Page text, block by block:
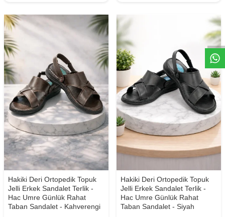
W
h
t
s
a
p
p
D
e
s
e
H
a
t
t
Hakiki Deri Ortopedik Topuk
Jelli Erkek Sandalet Terlik -
Hac Umre Günlük Rahat
Taban Sandalet - Kahverengi
Hakiki Deri Ortopedik Topuk
Jelli Erkek Sandalet Terlik -
Hac Umre Günlük Rahat
Taban Sandalet - Siyah